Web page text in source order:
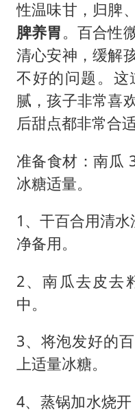
性温味甘，归脾
脾养胃。百合性
清心安神，缓解
不好的问题。这
腻，孩子非常喜
后甜点都非常合适
准备食材：南瓜
冰糖适量。
1、干百合用清
净备用。
2、南瓜去皮去
中。
3、将泡发好的
上适量冰糖。
4、蒸锅加水烧